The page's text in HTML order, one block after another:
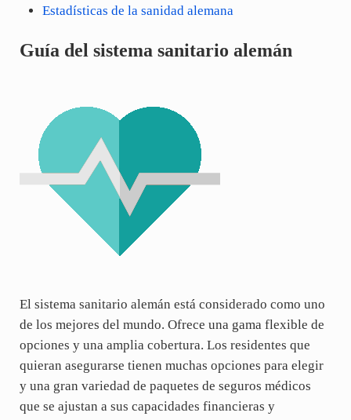
Estadísticas de la sanidad alemana
Guía del sistema sanitario alemán
El sistema sanitario alemán está considerado como uno
de los mejores del mundo. Ofrece una gama flexible de
opciones y una amplia cobertura. Los residentes que
quieran asegurarse tienen muchas opciones para elegir
y una gran variedad de paquetes de seguros médicos
que se ajustan a sus capacidades financieras y